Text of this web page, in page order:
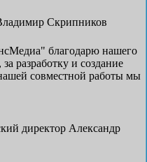
Скрипников
благодарю нашего
разработку и создание
совместной работы мы
директор Александр